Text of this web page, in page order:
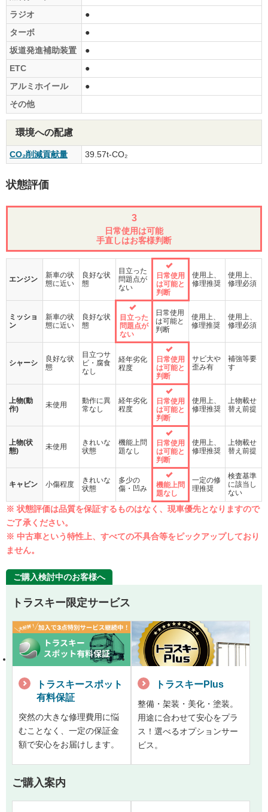
ラジオ
●
ターボ
●
坂道発進補助装置
●
ETC
●
アルミホイール
●
その他
環境への配慮
CO₂削減貢献量 39.57t-CO₂
状態評価
3
日常使用は可能
手直しはお客様判断
エンジン
新車の状
態に近い
良好な状
態
目立った
問題点が
ない
日常使用
は可能と
判断
使用上、
修理推奨
使用上、
修理必須
ミッショ
ン
新車の状
態に近い
良好な状
態
目立った
問題点が
ない
日常使用
は可能と
判断
使用上、
修理推奨
使用上、
修理必須
シャーシ
良好な状
態
目立つサ
ビ・腐食
なし
経年劣化
程度
日常使用
は可能と
判断
サビ大や
歪み有
補強等要
す
上物(動
作)
未使用
動作に異
常なし
経年劣化
程度
日常使用
は可能と
判断
使用上、
修理推奨
上物載せ
替え前提
上物(状
態)
未使用
きれいな
状態
機能上問
題なし
日常使用
は可能と
判断
使用上、
修理推奨
上物載せ
替え前提
キャビン 小傷程度
きれいな
状態
多少の
傷・凹み
機能上問
題なし
一定の修
理推奨
検査基準
に該当し
ない
※ 状態評価は品質を保証するものはなく、現車優先となりますので
ご了承ください。
※ 中古車という特性上、すべての不具合等をピックアップしており
ません。
ご購入検討中のお客様へ
トラスキー限定サービス
トラスキースポット
有料保証
突然の大きな修理費用に悩
むことなく、一定の保証金
額で安心をお届けします。
トラスキーPlus
整備・架装・美化・塗装。
用途に合わせて安心をプラ
ス！選べるオプションサー
ビス。
ご購入案内